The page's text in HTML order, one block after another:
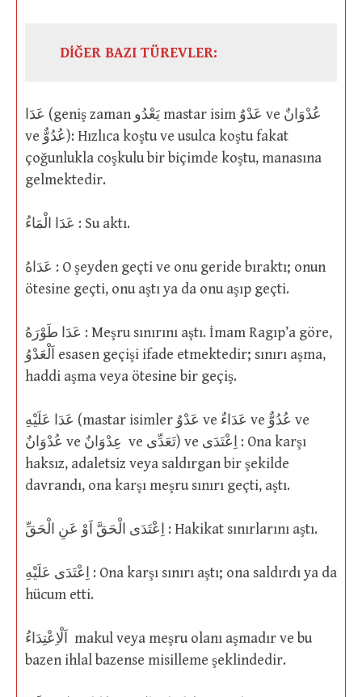
DİĞER BAZI TÜREVLER:
عَدَا (geniş zaman يَعْدُو mastar isim عَدْوٌ ve عُدْوَانٌ
ve عُدُوٌّ): Hızlıca koştu ve usulca koştu fakat
çoğunlukla coşkulu bir biçimde koştu, manasına
gelmektedir.
عَدَا الْمَاءُ : Su aktı.
عَدَاهُ : O şeyden geçti ve onu geride bıraktı; onun
ötesine geçti, onu aştı ya da onu aşıp geçti.
عَدَا طَوْرَهُ : Meşru sınırını aştı. İmam Ragıp’a göre,
اَلْعَدْوُ esasen geçişi ifade etmektedir; sınırı aşma,
haddi aşma veya ötesine bir geçiş.
عَدَا عَلَيْهِ (mastar isimler عَدْوٌ ve عَدَاءٌ ve عُدُوٌّ ve
عُدْوَانٌ ve عِدْوَانٌ ve تَعَدِّى) ve اِعْتَدَى : Ona karşı
haksız, adaletsiz veya saldırgan bir şekilde
davrandı, ona karşı meşru sınırı geçti, aştı.
اِعْتَدَى الْحَقَّ اَوْ عَنِ الْحَقِّ : Hakikat sınırlarını aştı.
اِعْتَدَى عَلَيْهِ : Ona karşı sınırı aştı; ona saldırdı ya da
hücum etti.
اَلْاِعْتِدَاءُ makul veya meşru olanı aşmadır ve bu
bazen ihlal bazense misilleme şeklindedir.